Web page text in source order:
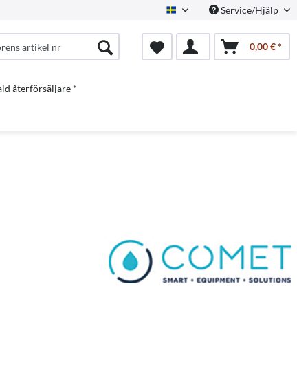
Swedish Service/Hjälp
0,00 € *
återförsäljare *